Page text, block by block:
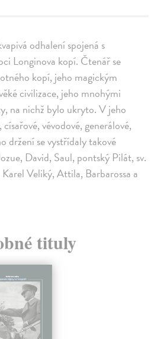
odhalení spojená s
Longinova kopí. Čtenář se
kopí, jeho magickým
civilizace, jeho mnohými
na nichž bylo ukryto. V jeho
vévodové, generálové,
držení se vystřídaly takové
David, Saul, pontský Pilát, sv.
Veliký, Attila, Barbarossa a
tituly